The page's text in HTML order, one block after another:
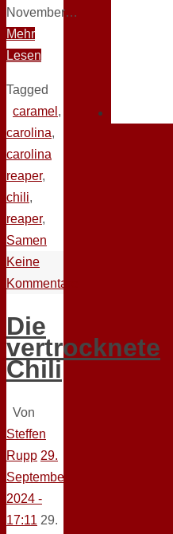
November…
Mehr
Lesen
Tagged
caramel ,
carolina,
carolina
reaper,
chili,
reaper,
Samen
Keine
Kommentare
Die
vertrocknete
Chili
Von
Steffen
Rupp 29.
September
2024 -
17:11 29.